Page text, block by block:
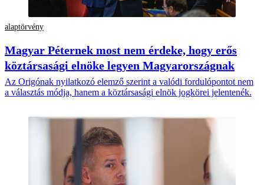
alaptörvény
Magyar Péternek most nem érdeke, hogy erős
köztársasági elnöke legyen Magyarországnak
Az Origónak nyilatkozó elemző szerint a valódi fordulópontot nem
a választás módja, hanem a köztársasági elnök jogkörei jelentenék.